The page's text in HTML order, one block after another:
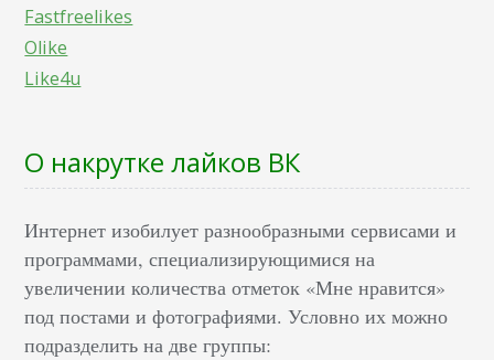
Fastfreelikes
Olike
Like4u
О накрутке лайков ВК
Интернет изобилует разнообразными сервисами и
программами, специализирующимися на
увеличении количества отметок «Мне нравится»
под постами и фотографиями. Условно их можно
подразделить на две группы: